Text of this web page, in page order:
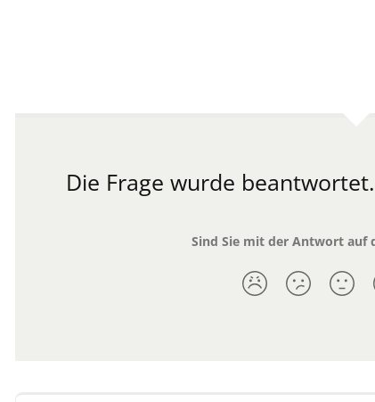
Die Frage wurde beantwortet.
Sind Sie mit der Antwort auf